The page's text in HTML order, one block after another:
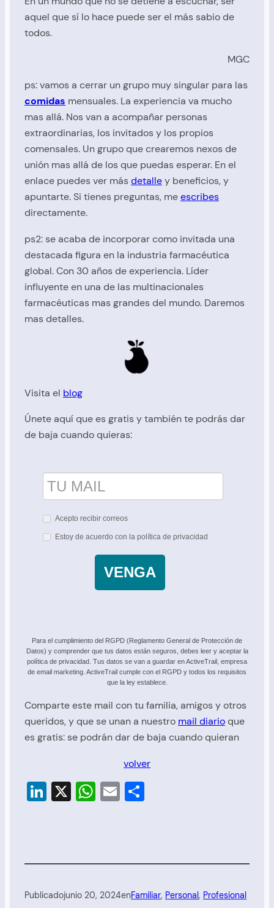
aquel que sí lo hace puede ser el más sabio de
todos.
MGC
ps: vamos a cerrar un grupo muy singular para las
comidas mensuales. La experiencia va mucho
mas allá. Nos van a acompañar personas
extraordinarias, los invitados y los propios
comensales. Un grupo que crearemos nexos de
unión mas allá de los que puedas esperar. En el
enlace puedes ver másdetalley beneficios, y
apuntarte. Si tienes preguntas, meescribes
directamente.
ps2: se acaba de incorporar como invitada una
destacada figura en la industria farmacéutica
global. Con 30 años de experiencia. Líder
influyente en una de las multinacionales
farmacéuticas mas grandes del mundo. Daremos
mas detalles.
Visita el blog
Únete aquí que es gratis y también te podrás dar
de baja cuando quieras:
Acepto recibir correos
Estoy de acuerdo con la política de privacidad
VENGA
Para el cumplimiento del RGPD (Reglamento General de Protección de
Datos) y comprender que tus datos están seguros, debes leer y aceptar la
política de privacidad. Tus datos se van a guardar en ActiveTrail, empresa
de email marketing. ActiveTrail cumple con el RGPD y todos los requisitos
que la ley establece.
Comparte este mail con tu familia, amigos y otros
queridos, y que se unan a nuestro mail diarioque
es gratis: se podrán dar de baja cuando quieran
volver
LinkedIn
X WhatsApp
Email
Publicadojunio 20, 2024enFamiliar, Personal, Profesional